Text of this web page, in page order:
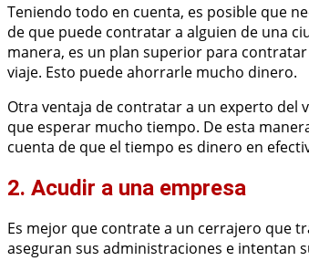
Teniendo todo en cuenta, es posible que
de que puede contratar a alguien de una
manera, es un plan superior para
viaje. Esto puede ahorrarle mucho dinero.
Otra ventaja de contratar a un experto del
que esperar mucho tiempo. De esta
cuenta de que el tiempo es dinero en
2. Acudir a una empresa
Es mejor que contrate a un cerrajero que
aseguran sus administraciones e intentan